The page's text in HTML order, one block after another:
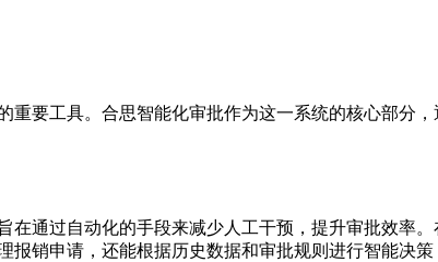
要工具。合思智能化审批作为这一系统的核心部分
通过自动化的手段来减少人工干预，提升审批效率
销申请，还能根据历史数据和审批规则进行智能决策